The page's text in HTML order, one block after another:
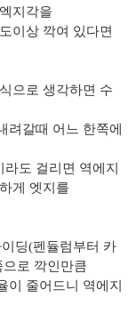
지각을
이상 깍여 있다면
으로 생각하면 수
려갈때 어느 한쪽에
도 걸리면 역에지
게 엣지를
딩(펜듈럼부터 카
로 깍인만큼
이 줄어드니 역에지